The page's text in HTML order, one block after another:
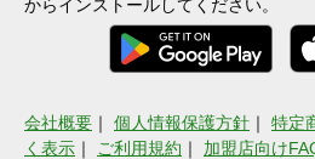
からインストールしてください。
会社概要 ｜ 個人情報保護方針 ｜ 特定
く表示 ｜ ご利用規約 ｜ 加盟店向け